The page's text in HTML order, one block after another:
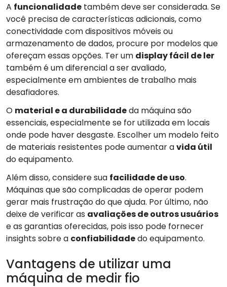
A funcionalidade também deve ser considerada. Se
você precisa de características adicionais, como
conectividade com dispositivos móveis ou
armazenamento de dados, procure por modelos que
ofereçam essas opções. Ter um display fácil de ler
também é um diferencial a ser avaliado,
especialmente em ambientes de trabalho mais
desafiadores.
O material e a durabilidadeda máquina são
essenciais, especialmente se for utilizada em locais
onde pode haver desgaste. Escolher um modelo feito
de materiais resistentes pode aumentar avida útil
do equipamento.
Além disso, considere sua facilidade de uso.
Máquinas que são complicadas de operar podem
gerar mais frustração do que ajuda. Por último, não
deixe de verificar as avaliações de outros usuários
e as garantias oferecidas, pois isso pode fornecer
insights sobre a confiabilidadedo equipamento.
Vantagens de utilizar uma
máquina de medir fio